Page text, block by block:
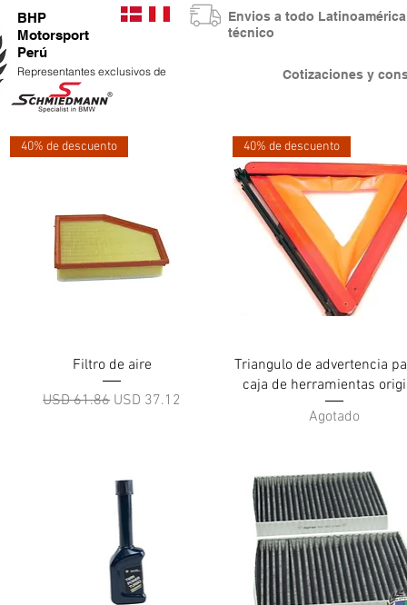
BHP
Motorsport
Perú
Representantes exclusivos de Cotizaciones y
Envios a todo
técnico
Vista rápida
40% de descuento
Filtro de aire
Precio
USD 61.86 Precio de oferta
USD 37.12
Vista rápida
40% de descuento
Triangulo de advertencia
caja de herramientas
Agotado